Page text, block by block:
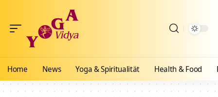
Home News Yoga & Spiritualität Health & Food